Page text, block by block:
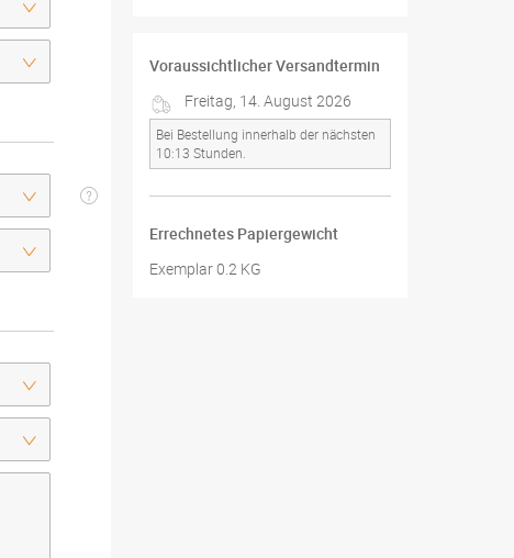
Voraussichtlicher Versandtermin
Freitag, 14. August 2026
Bei Bestellung innerhalb der nächsten
10:13 Stunden.
Errechnetes Papiergewicht
Exemplar 0.2 KG